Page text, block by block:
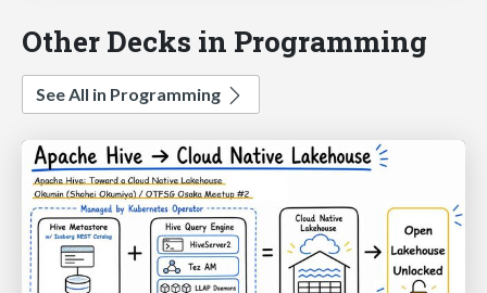
Other Decks in Programming
See All in Programming